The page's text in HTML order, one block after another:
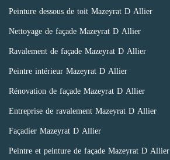
Peinture dessous de toit Mazeyrat D Allier
Nettoyage de façade Mazeyrat D Allier
Ravalement de façade Mazeyrat D Allier
Peintre intérieur Mazeyrat D Allier
Rénovation de façade Mazeyrat D Allier
Entreprise de ravalement Mazeyrat D Allier
Façadier Mazeyrat D Allier
Peintre et peinture de façade Mazeyrat D Allier